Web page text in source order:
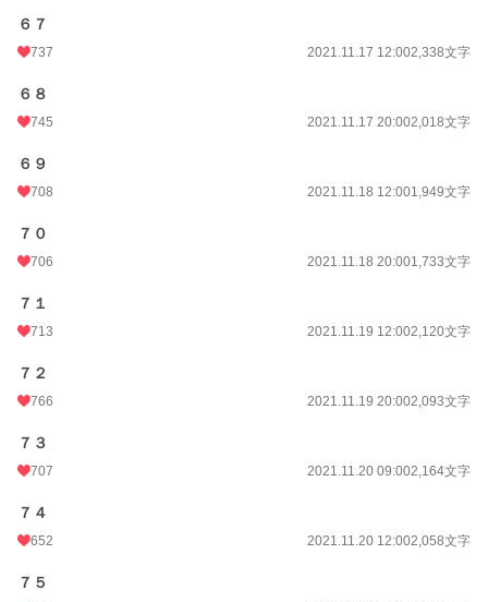
６７
737 2021.11.17 12:002,338文字
６８
745 2021.11.17 20:002,018文字
６９
708 2021.11.18 12:001,949文字
７０
706 2021.11.18 20:001,733文字
７１
713 2021.11.19 12:002,120文字
７２
766 2021.11.19 20:002,093文字
７３
707 2021.11.20 09:002,164文字
７４
652 2021.11.20 12:002,058文字
７５